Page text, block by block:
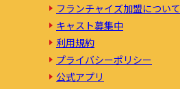
フランチャイズ加盟について
キャスト募集中
利用規約
プライバシーポリシー
公式アプリ